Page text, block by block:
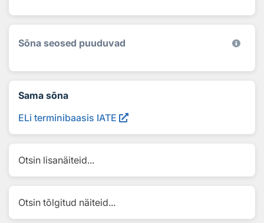
Sõna seosed puuduvad
Sama sõna
ELi terminibaasis IATE
Otsin lisanäiteid...
Otsin tõlgitud näiteid...